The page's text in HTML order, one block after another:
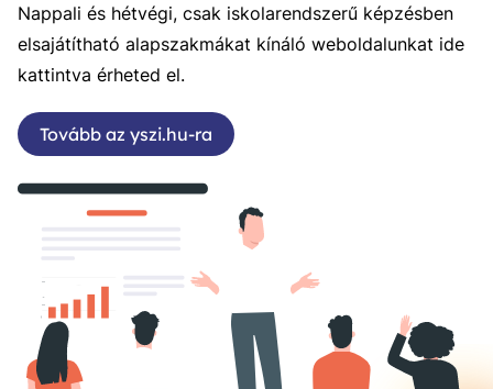
Nappali és hétvégi, csak iskolarendszerű képzésben
elsajátítható alapszakmákat kínáló weboldalunkat ide
kattintva érheted el.
Tovább az yszi.hu-ra